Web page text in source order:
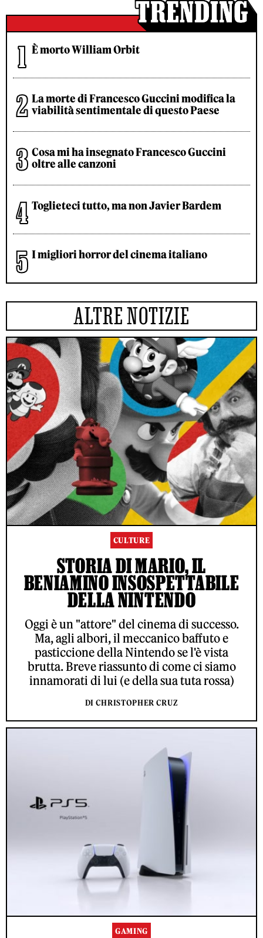
È morto William Orbit
La morte di Francesco Guccini modifica la
viabilità sentimentale di questo Paese
Cosa mi ha insegnato Francesco Guccini
oltre alle canzoni
Toglieteci tutto, ma non Javier Bardem
I migliori horror del cinema italiano
ALTRE NOTIZIE
CULTURE
STORIA DI MARIO, IL
BENIAMINO INSOSPETTABILE
DELLA NINTENDO
Oggi è un "attore" del cinema di successo.
Ma, agli albori, il meccanico baffuto e
pasticcione della Nintendo se l'è vista
brutta. Breve riassunto di come ci siamo
innamorati di lui (e della sua tuta rossa)
DI CHRISTOPHER CRUZ
GAMING